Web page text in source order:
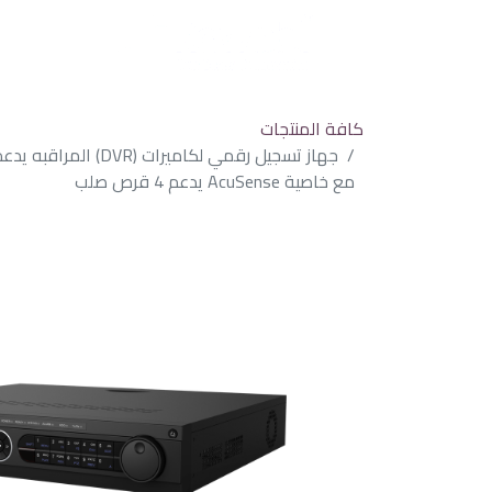
كافة المنتجات
مع خاصية AcuSense يدعم 4 قرص صلب